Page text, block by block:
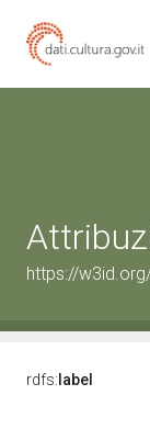
https://
rdfs: label